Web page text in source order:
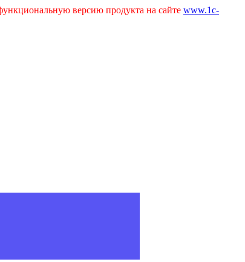
версию продукта на сайте www.1c-